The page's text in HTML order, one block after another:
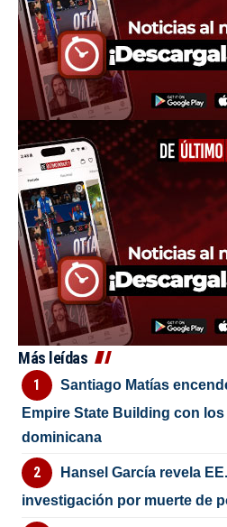
Más leídas
Santiago Matías
Empire State Building con
dominicana
Hansel García revela
investigación por muerte de